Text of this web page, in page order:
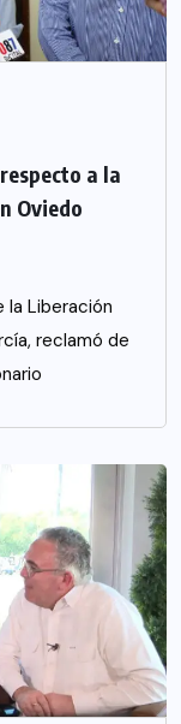
a la
Oviedo
la Liberación
reclamó de